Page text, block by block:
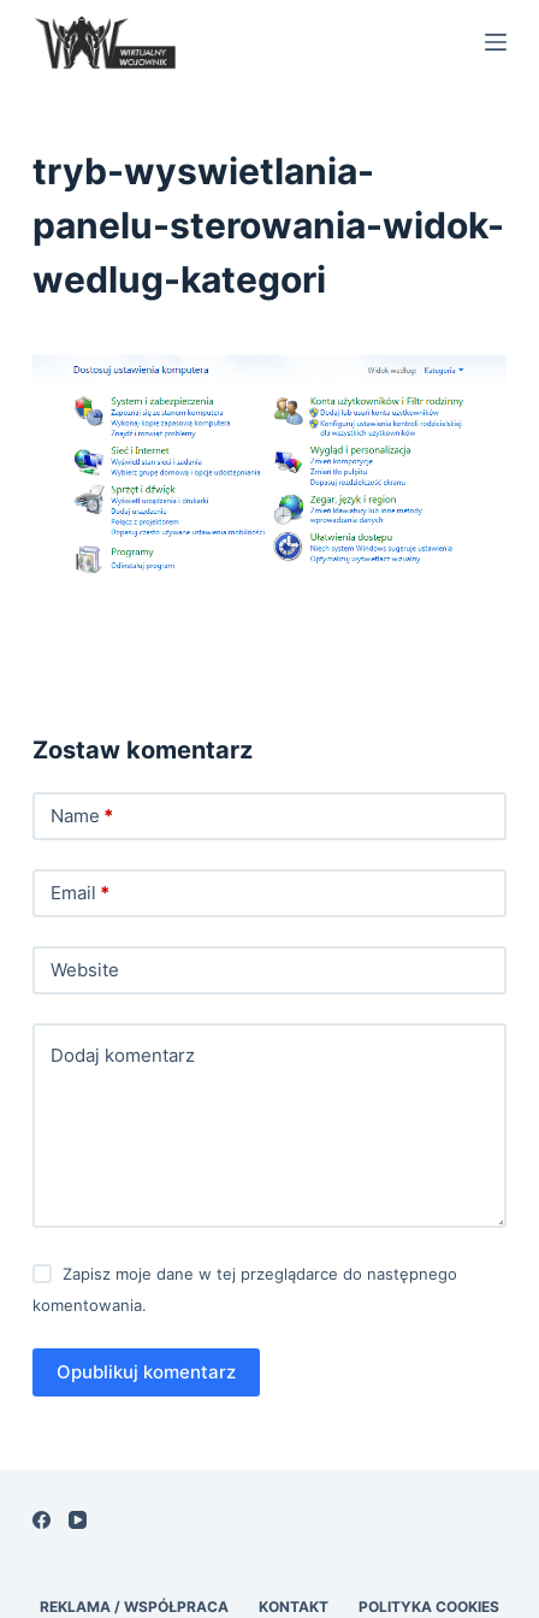
S
o
c
o
n
tryb-wyswietlania-
panelu-sterowania-widok-
wedlug-kategori
Zostaw komentarz
Name *
Email *
Website
Dodaj komentarz
Zapisz moje dane w tej przeglądarce do następnego
komentowania.
Opublikuj komentarz
REKLAMA / WSPÓŁPRACA KONTAKT POLITYKA COOKIES